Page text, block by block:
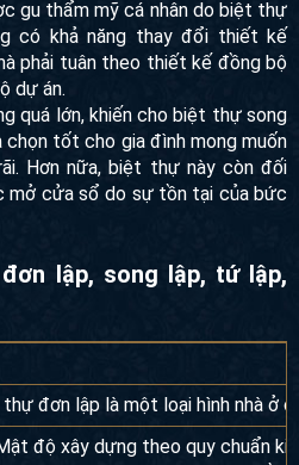
gu thẩm mỹ cá nhân do biệt
có khả năng thay đổi thiết kế
phải tuân theo thiết kế đồng bộ
dự án.
quá lớn, khiến cho biệt thự
sự lựa chọn tốt cho gia đình
ở rộng rãi. Hơn nữa, biệt thự
chế về việc mở cửa sổ do sự
lập, song lập, tứ lập,
đơn lập là một loại hình nhà ở